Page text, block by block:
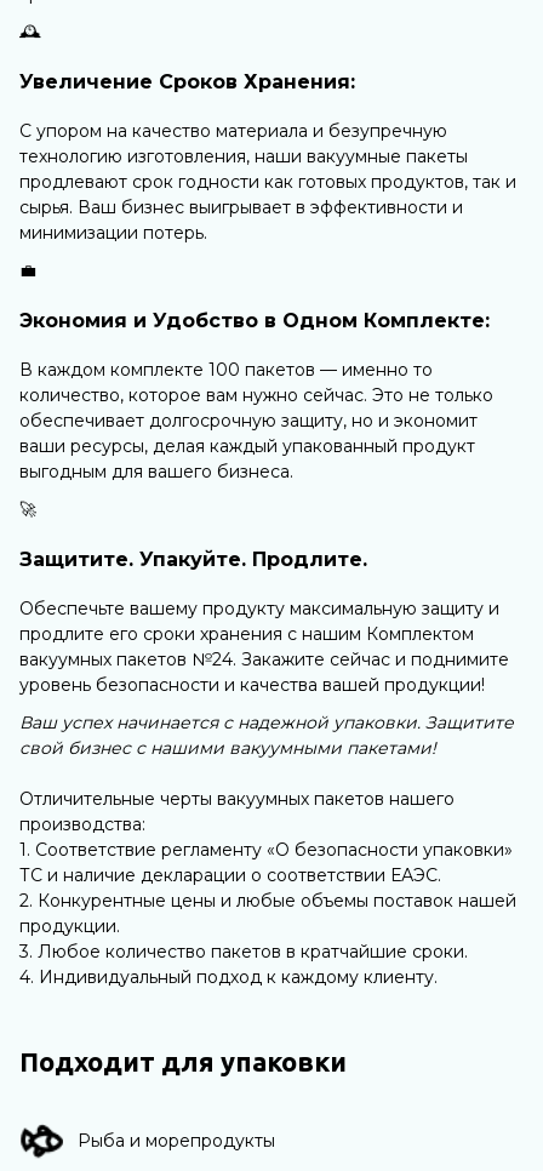
🕰️
Увеличение Сроков Хранения:
С упором на качество материала и безупречную
технологию изготовления, наши вакуумные пакеты
продлевают срок годности как готовых продуктов, так и
сырья. Ваш бизнес выигрывает в эффективности и
минимизации потерь.
💼
Экономия и Удобство в Одном Комплекте:
В каждом комплекте 100 пакетов — именно то
количество, которое вам нужно сейчас. Это не только
обеспечивает долгосрочную защиту, но и экономит
ваши ресурсы, делая каждый упакованный продукт
выгодным для вашего бизнеса.
🚀
Защитите. Упакуйте. Продлите.
Обеспечьте вашему продукту максимальную защиту и
продлите его сроки хранения с нашим Комплектом
вакуумных пакетов №24. Закажите сейчас и поднимите
уровень безопасности и качества вашей продукции!
Ваш успех начинается с надежной упаковки. Защитите
свой бизнес с нашими вакуумными пакетами!
Отличительные черты вакуумных пакетов нашего
производства:
1. Соответствие регламенту «О безопасности упаковки»
ТС и наличие декларации о соответствии ЕАЭС.
2. Конкурентные цены и любые объемы поставок нашей
продукции.
3. Любое количество пакетов в кратчайшие сроки.
4. Индивидуальный подход к каждому клиенту.
Подходит для упаковки
Рыба и морепродукты